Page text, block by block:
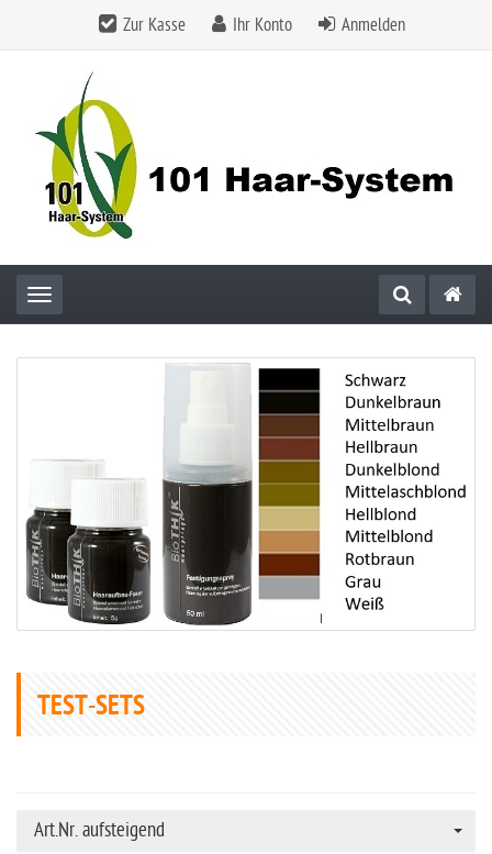
Zur Kasse Ihr Konto Anmelden
Toggle navigation
TEST-SETS
Art.Nr. aufsteigend